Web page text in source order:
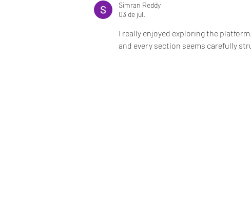
Simran Reddy
03 de jul.
I really enjoyed exploring the
and every section seems carefully